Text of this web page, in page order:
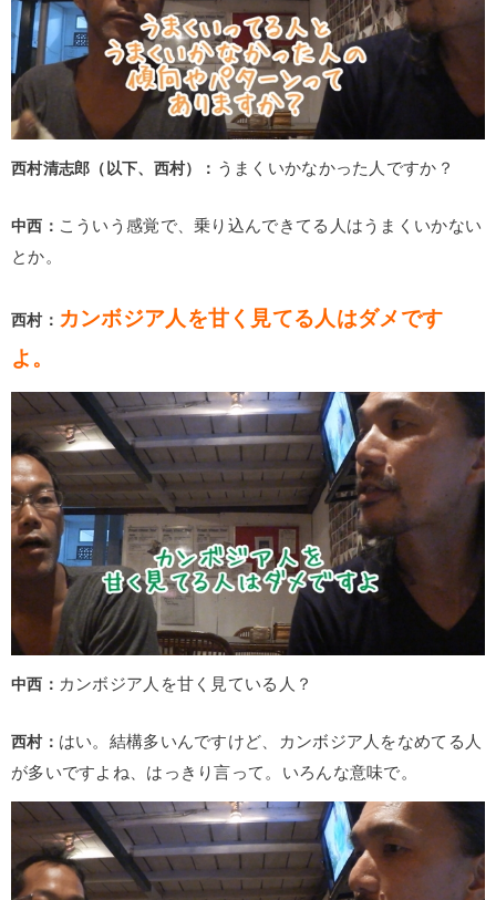
西村清志郎（以下、西村）： うまくいかなかった人ですか？
中西： こういう感覚で、乗り込んできてる人はうまくいかない
とか。
西村： カンボジア人を甘く見てる人はダメです
よ。
中西： カンボジア人を甘く見ている人？
西村： はい。結構多いんですけど、カンボジア人をなめてる人
が多いですよね、はっきり言って。いろんな意味で。